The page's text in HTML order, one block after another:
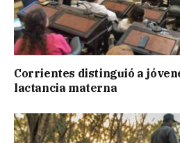
Corrientes distinguió a
lactancia materna